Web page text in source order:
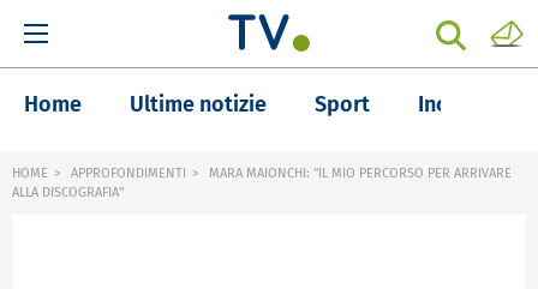
Home Ultime notizie Sport Inchieste
HOME APPROFONDIMENTI
MARA MAIONCHI: "IL MIO PERCORSO PER ARRIVARE
ALLA DISCOGRAFIA"